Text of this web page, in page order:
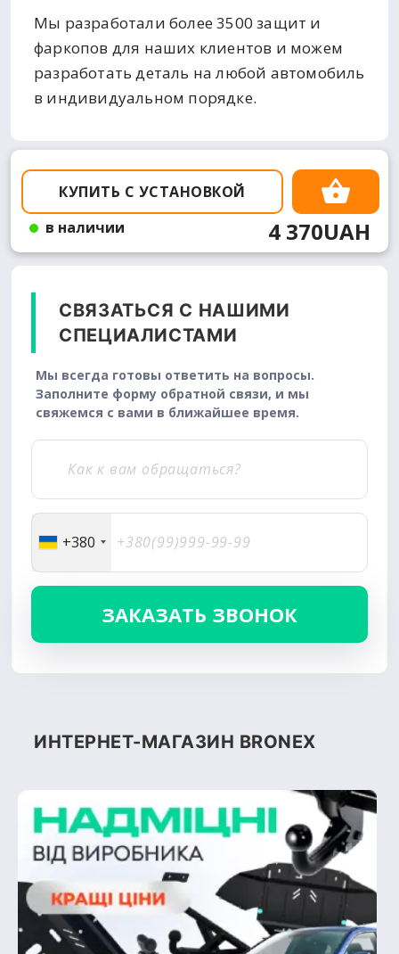
Мы разработали более 3500 защит и
фаркопов для наших клиентов и можем
разработать деталь на любой автомобиль
в индивидуальном порядке.
КУПИТЬ С УСТАНОВКОЙ
в наличии
4 370UAH
СВЯЗАТЬСЯ С НАШИМИ
СПЕЦИАЛИСТАМИ
Мы всегда готовы ответить на вопросы.
Заполните форму обратной связи, и мы
свяжемся с вами в ближайшее время.
+380
ИНТЕРНЕТ-МАГАЗИН BRONEX